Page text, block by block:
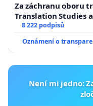
Za záchranu oboru
Translation Studies
University
8 222 podpisů
Oznámení o
Není mi jedno: